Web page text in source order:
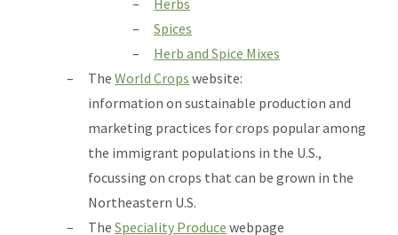
Herbs
Spices
Herb and Spice Mixes
The World Crops website:
information on sustainable production and
marketing practices for crops popular among
the immigrant populations in the U.S.,
focussing on crops that can be grown in the
Northeastern U.S.
The Speciality Produce webpage